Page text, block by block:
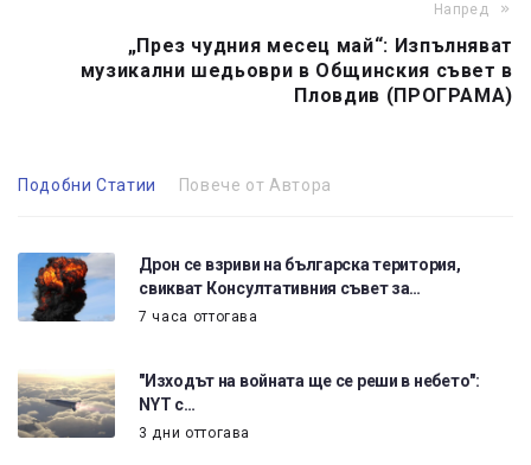
Напред
„През чудния месец май“: Изпълняват
музикални шедьоври в Общинския съвет в
Пловдив (ПРОГРАМА)
Подобни Статии Повече от Автора
Дрон се взриви на българска територия,
свикват Консултативния съвет за…
7 часа оттогава
"Изходът на войната ще се реши в небето":
NYT с…
3 дни оттогава